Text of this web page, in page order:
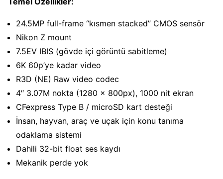
24.5MP full-frame “kısmen stacked” CMOS sensör
Nikon Z mount
7.5EV IBIS (gövde içi görüntü sabitleme)
6K 60p’ye kadar video
R3D (NE) Raw video codec
4″ 3.07M nokta (1280 x 800px), 1000 nit ekran
CFexpress Type B / microSD kart desteği
İnsan, hayvan, araç ve uçak için konu tanıma
odaklama sistemi
Dahili 32-bit float ses kaydı
Mekanik perde yok